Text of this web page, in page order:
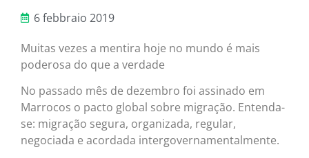
6 febbraio 2019
Muitas vezes a mentira hoje no mundo é mais
poderosa do que a verdade
No passado mês de dezembro foi assinado em
Marrocos o pacto global sobre migração. Entenda-
se: migração segura, organizada, regular,
negociada e acordada intergovernamentalmente.